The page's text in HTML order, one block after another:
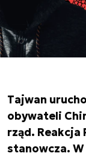
Tajwan
obywateli
rząd. Reakcja
stanowcza.